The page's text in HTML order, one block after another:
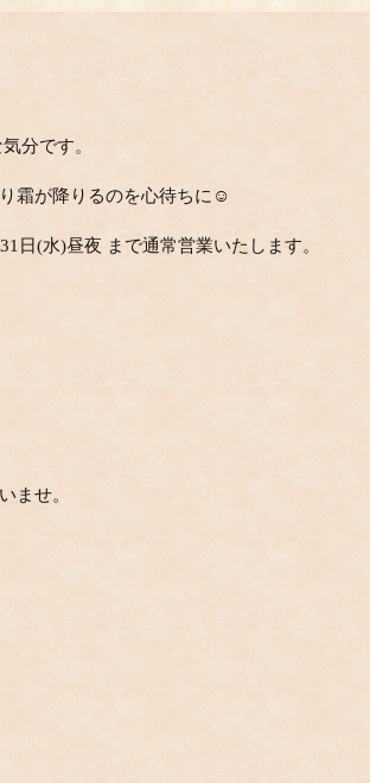
分です。
なり霜が降りるのを心待ちに☺
、31日(水)昼夜 まで通常営業いたします。
いませ。